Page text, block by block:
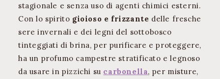
stagionale e senza uso di agenti chimici esterni.
Con lo spirito gioioso e frizzante delle fresche
sere invernali e dei legni del sottobosco
tinteggiati di brina, per purificare e proteggere,
ha un profumo campestre stratificato e legnoso
da usare in pizzichi su carbonella, per misture,